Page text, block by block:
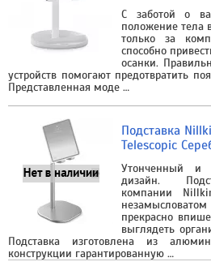
С заботой о
положение тела
только за
способно
осанки.
устройств помогают предотвратить
Представленная моде …
Подставка
Telescopic
Утонченный и
дизайн.
компании
прекрасно
выглядеть
Подставка изготовлена из
конструкции гарантированную …